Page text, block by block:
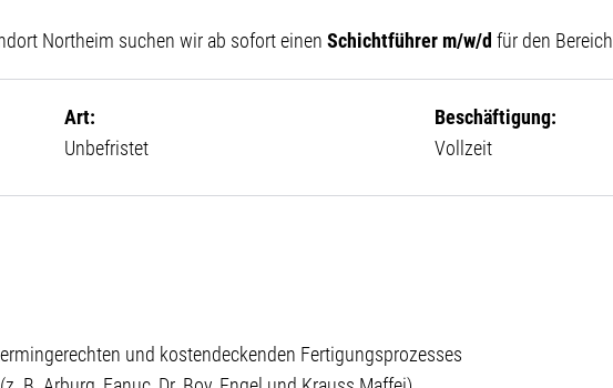
Northeim suchen wir ab sofort einen Schichtführer m/w/d für den Bereich
Art:
Unbefristet
Beschäftigung:
Vollzeit
und kostendeckenden Fertigungsprozesses